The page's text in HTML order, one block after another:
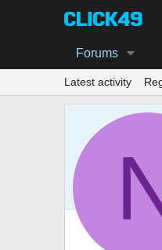
Forums
Latest activity